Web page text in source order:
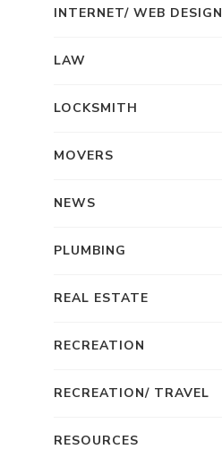
INTERNET/ WEB DESIGN
LAW
LOCKSMITH
MOVERS
NEWS
PLUMBING
REAL ESTATE
RECREATION
RECREATION/ TRAVEL
RESOURCES